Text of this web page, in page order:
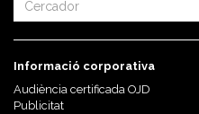
Informació corporativa
Audiència certificada OJD
Publicitat